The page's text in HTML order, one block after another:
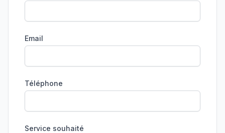
Email
Téléphone
Service souhaité